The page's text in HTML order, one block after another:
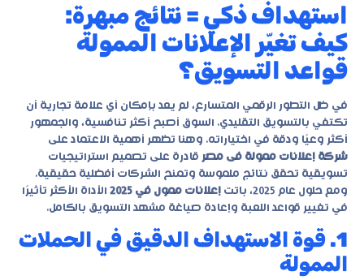
استهداف ذكي = نتائج مبهرة:
كيف تغيّر الإعلانات الممولة
قواعد التسويق؟
في ظل التطور الرقمي المتسارع، لم يعد بإمكان أي علامة تجارية أن
تكتفي بالتسويق التقليدي. السوق أصبح أكثر تنافسية، والجمهور
أكثر وعيًا ودقة في اختياراته. وهنا تظهر أهمية الاعتماد على
شركة إعلانات ممولة فى مصر قادرة على تصميم استراتيجيات
تسويقية تحقق نتائج ملموسة وتمنح الشركات أفضلية حقيقية.
ومع حلول عام 2025، باتت
إعلانات ممول في 2025
الأداة الأكثر تأثيرًا
في تغيير قواعد اللعبة وإعادة صياغة مشهد التسويق بالكامل.
1. قوة الاستهداف الدقيق في الحملات
الممولة